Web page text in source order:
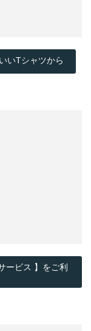
いTシャツから
ービス 】をご利